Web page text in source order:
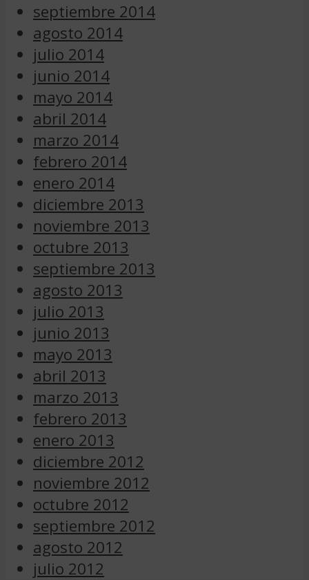
septiembre 2014
agosto 2014
julio 2014
junio 2014
mayo 2014
abril 2014
marzo 2014
febrero 2014
enero 2014
diciembre 2013
noviembre 2013
octubre 2013
septiembre 2013
agosto 2013
julio 2013
junio 2013
mayo 2013
abril 2013
marzo 2013
febrero 2013
enero 2013
diciembre 2012
noviembre 2012
octubre 2012
septiembre 2012
agosto 2012
julio 2012